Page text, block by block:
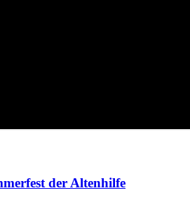
der Altenhilfe